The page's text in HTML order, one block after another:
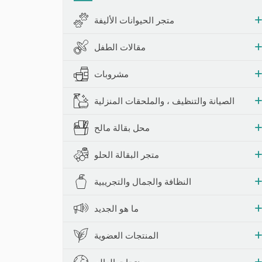
متجر الحيوانات الأليفة
مقالات الطفل
مشروبات
الصيانة والتنظيف ، والملحقات المنزلية
محل بقالة مالح
متجر البقالة الحلو
النظافة والجمال والتجريبية
ما هو الجديد
المنتجات العضوية